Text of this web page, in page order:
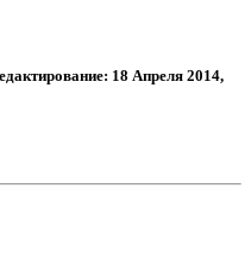
: 18 Апреля 2014,